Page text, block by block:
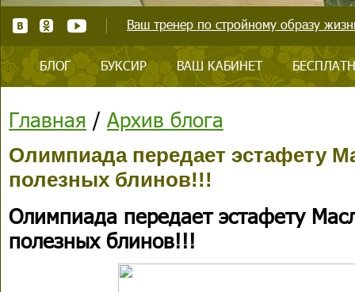
Ваш тренер по стройному образу
БЛОГ БУКСИР ВАШ КАБИНЕТ
Главная / Архив блога
Олимпиада передает эстафету
полезных блинов!!!
Олимпиада передает эстафету
полезных блинов!!!